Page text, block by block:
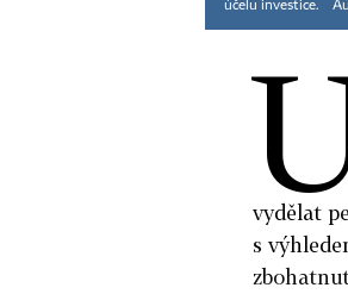
účelu investice.
vydělat
s